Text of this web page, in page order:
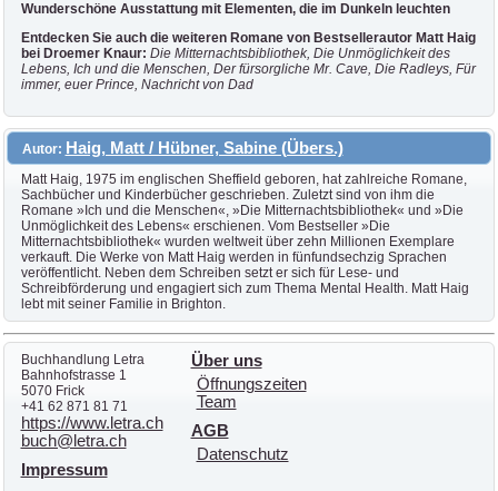
Wunderschöne Ausstattung mit Elementen, die im Dunkeln leuchten
Entdecken Sie auch die weiteren Romane von Bestsellerautor Matt Haig
bei Droemer Knaur: Die Mitternachtsbibliothek, Die Unmöglichkeit des
Lebens, Ich und die Menschen, Der fürsorgliche Mr. Cave, Die Radleys, Für
immer, euer Prince, Nachricht von Dad
Autor: Haig, Matt / Hübner, Sabine (Übers.)
Matt Haig, 1975 im englischen Sheffield geboren, hat zahlreiche Romane,
Sachbücher und Kinderbücher geschrieben. Zuletzt sind von ihm die
Romane »Ich und die Menschen«, »Die Mitternachtsbibliothek« und »Die
Unmöglichkeit des Lebens« erschienen. Vom Bestseller »Die
Mitternachtsbibliothek« wurden weltweit über zehn Millionen Exemplare
verkauft. Die Werke von Matt Haig werden in fünfundsechzig Sprachen
veröffentlicht. Neben dem Schreiben setzt er sich für Lese- und
Schreibförderung und engagiert sich zum Thema Mental Health. Matt Haig
lebt mit seiner Familie in Brighton.
Buchhandlung Letra
Bahnhofstrasse 1
5070 Frick
+41 62 871 81 71
https://www.letra.ch
buch@letra.ch
Über uns
Öffnungszeiten
Team
AGB
Datenschutz
Impressum